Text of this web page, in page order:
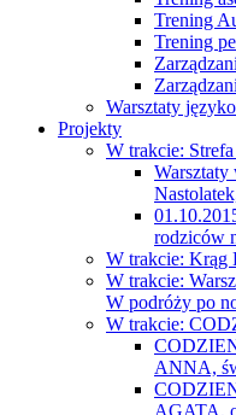
Trening
Trening
Warsztaty
Projekty
W trakcie:
rodziców
W trakcie: Krąg
W trakcie:
W podróży po
W trakcie:
ANNA,
AGATA,